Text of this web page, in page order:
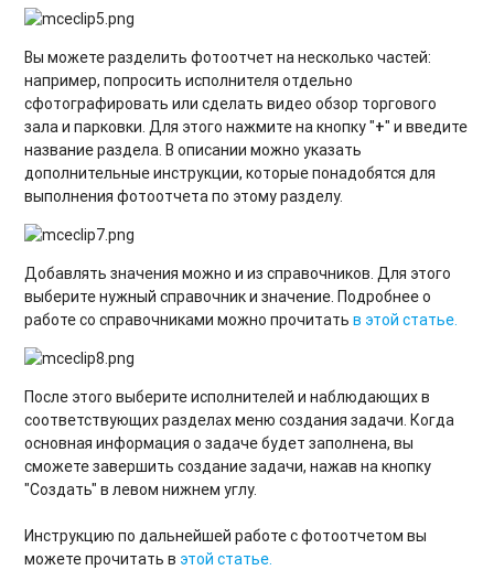
Вы можете разделить фотоотчет на несколько частей:
например, попросить исполнителя отдельно
сфотографировать или сделать видео обзор торгового
зала и парковки. Для этого нажмите на кнопку "+" и введите
название раздела. В описании можно указать
дополнительные инструкции, которые понадобятся для
выполнения фотоотчета по этому разделу.
Добавлять значения можно и из справочников. Для этого
выберите нужный справочник и значение. Подробнее о
работе со справочниками можно прочитатьв этой статье.
После этого выберите исполнителей и наблюдающих в
соответствующих разделах меню создания задачи. Когда
основная информация о задаче будет заполнена, вы
сможете завершить создание задачи, нажав на кнопку
"Создать" в левом нижнем углу.
Инструкцию по дальнейшей работе с фотоотчетом вы
можете прочитать в этой статье.